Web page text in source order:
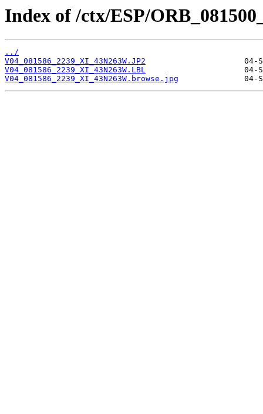
Index of /ctx/ESP/
../
V04_081586_2239_XI_43N263W.JP2
V04_081586_2239_XI_43N263W.LBL
V04_081586_2239_XI_43N263W.browse.jpg